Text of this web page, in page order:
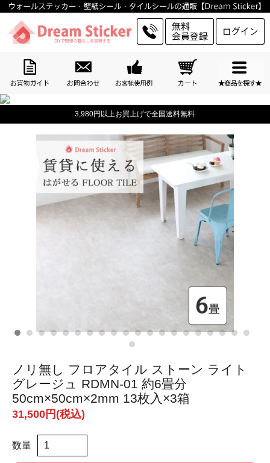
3,980円以上お買上げで全国送料無料
ノリ無し フロアタイル ストーン ライト
グレージュ RDMN-01 約6畳分
50cm×50cm×2mm 13枚入×3箱
31,500円(税込)
数量